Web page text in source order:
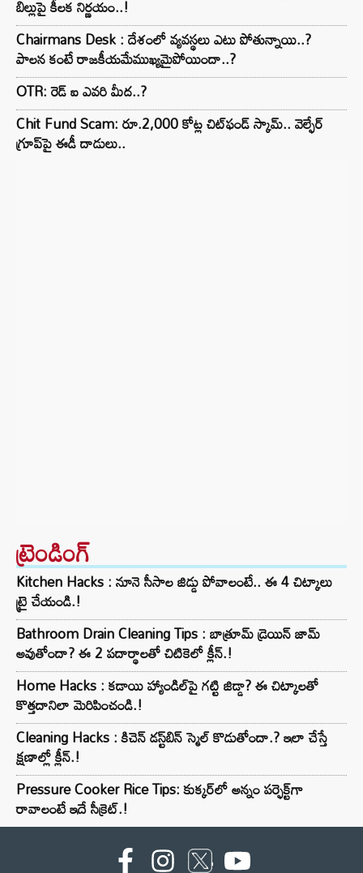
బిల్లుపై కీలక నిర్ణయం..!
Chairmans Desk : దేశంలో వ్యవస్థలు ఎటు పోతున్నాయి..?
పాలన కంటే రాజకీయమేముఖ్యమైపోయిందా..?
OTR: రెడ్ ఐ ఎవరి మీద..?
Chit Fund Scam: రూ.2,000 కోట్ల చిట్‌ఫండ్ స్కామ్.. వెల్ఫేర్
గ్రూప్‌పై ఈడీ దాడులు..
ట్రెండింగ్‌
Kitchen Hacks : నూనె సీసాల జిడ్డు పోవాలంటే.. ఈ 4 చిట్కాలు
ట్రై చేయండి.!
Bathroom Drain Cleaning Tips : బాత్రూమ్ డ్రెయిన్ జామ్
అవుతోందా? ఈ 2 పదార్థాలతో చిటికెలో క్లీన్.!
Home Hacks : కడాయి హ్యాండిల్‌పై గట్టి జిడ్డా? ఈ చిట్కాలతో
కొత్తదానిలా మెరిపించండి.!
Cleaning Hacks : కిచెన్ డస్ట్‌బిన్ స్మెల్ కొడుతోందా.? ఇలా చేస్తే
క్షణాల్లో క్లీన్.!
Pressure Cooker Rice Tips: కుక్కర్‌లో అన్నం పర్ఫెక్ట్‌గా
రావాలంటే ఇదే సీక్రెట్.!